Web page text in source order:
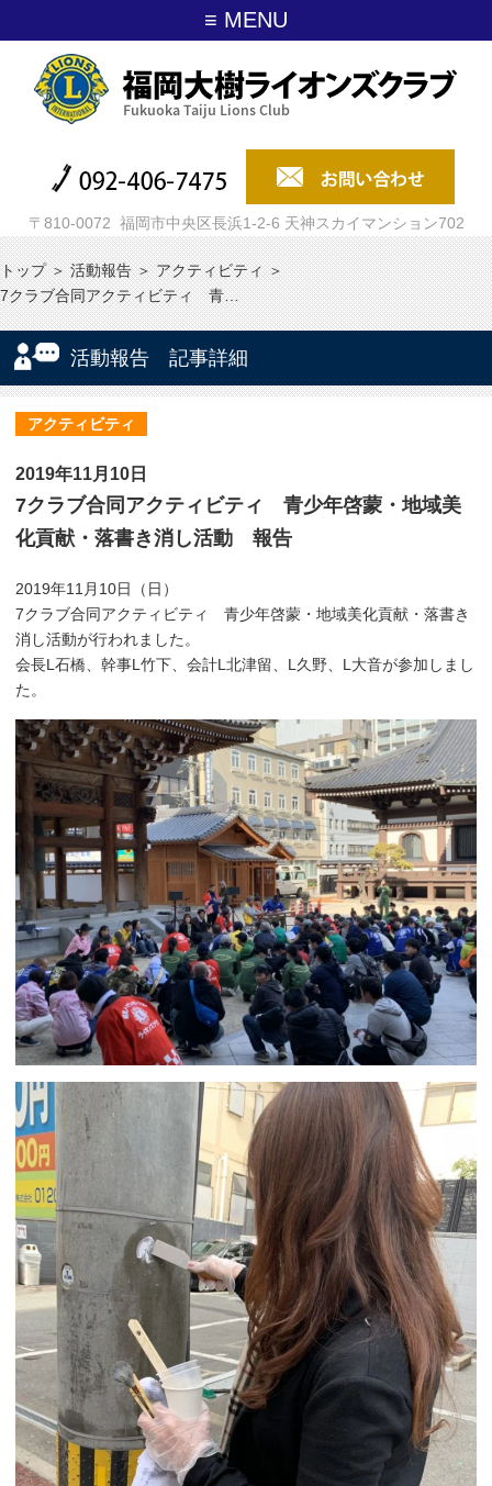
≡ MENU
〒810-0072 福岡市中央区長浜1-2-6 天神スカイマンション702
トップ＞ 活動報告＞ アクティビティ＞
7クラブ合同アクティビティ 青…
活動報告 記事詳細
アクティビティ
2019年11月10日
7クラブ合同アクティビティ 青少年啓蒙・地域美
化貢献・落書き消し活動 報告
2019年11月10日（日）
7クラブ合同アクティビティ 青少年啓蒙・地域美化貢献・落書き
消し活動が行われました。
会長L石橋、幹事L竹下、会計L北津留、L久野、L大音が参加しまし
た。